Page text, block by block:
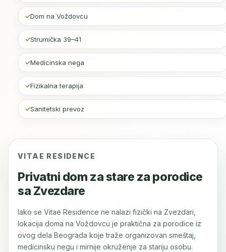
Dom na Voždovcu
Strumička 39–41
Medicinska nega
Fizikalna terapija
Sanitetski prevoz
VITAE RESIDENCE
Privatni dom za stare za porodice
sa Zvezdare
Iako se Vitae Residence ne nalazi fizički na Zvezdari,
lokacija doma na Voždovcu je praktična za porodice iz
ovog dela Beograda koje traže organizovan smeštaj,
medicinsku negu i mirnije okruženje za stariju osobu.